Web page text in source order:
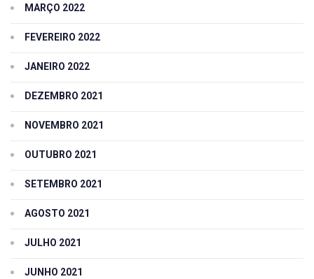
MARÇO 2022
FEVEREIRO 2022
JANEIRO 2022
DEZEMBRO 2021
NOVEMBRO 2021
OUTUBRO 2021
SETEMBRO 2021
AGOSTO 2021
JULHO 2021
JUNHO 2021